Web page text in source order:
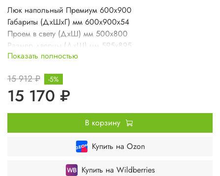
Люк напольный Премиум 600х900
Габариты (ДхШхГ) мм 600х900х54
Проем в свету (ДхШ) мм 500х800
Размер дверцы (ДхШ) мм 595х895
Вес изделия кг 8,3
Показать полностью
15 912 ₽
15 170 ₽
-5%
В корзину
Купить на Ozon
Купить на Wildberries